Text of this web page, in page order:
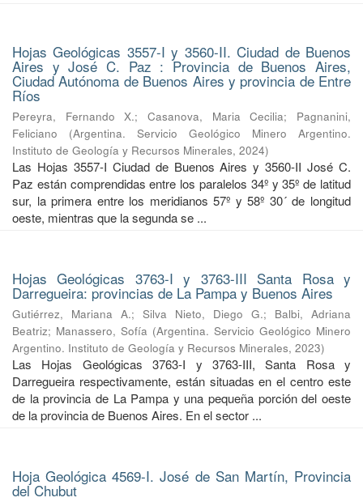
Hojas Geológicas 3557-I y 3560-II. Ciudad de Buenos
Aires y José C. Paz : Provincia de Buenos Aires,
Ciudad Autónoma de Buenos Aires y provincia de Entre
Ríos
Pereyra, Fernando X.;Casanova, Maria Cecilia; Pagnanini,
Feliciano
(Argentina. Servicio Geológico Minero Argentino.
Instituto de Geología y Recursos Minerales, 2024)
Las Hojas 3557-I Ciudad de Buenos Aires y 3560-II José C.
Paz están comprendidas entre los paralelos 34º y 35º de latitud
sur, la primera entre los meridianos 57º y 58º 30´ de longitud
oeste, mientras que la segunda se ...
Hojas Geológicas 3763-I y 3763-III Santa Rosa y
Darregueira: provincias de La Pampa y Buenos Aires
Gutiérrez, Mariana A.; Silva Nieto, Diego G.; Balbi, Adriana
Beatriz; Manassero, Sofía (Argentina. Servicio Geológico Minero
Argentino. Instituto de Geología y Recursos Minerales, 2023)
Las Hojas Geológicas 3763-I y 3763-III, Santa Rosa y
Darregueira respectivamente, están situadas en el centro este
de la provincia de La Pampa y una pequeña porción del oeste
de la provincia de Buenos Aires. En el sector ...
Hoja Geológica 4569-I. José de San Martín, Provincia
del Chubut